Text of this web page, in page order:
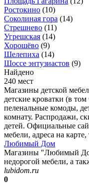
Ростокино (10)
Соколиная гора (14)
Стрешнево (11)
Угрешская (14)
Хорошёво (9)
Шелепиха (14)
Шоссе энтузиастов (9)
Найдено
240 мест
Магазины детской
детские кроватки (в
пеленальные комоды,
комнату. Распродажи,
детей. Официальные
мебели, адреса на
Любимый Дом
Магазины "Любимый
недорогой мебели, а
lubidom.ru
0